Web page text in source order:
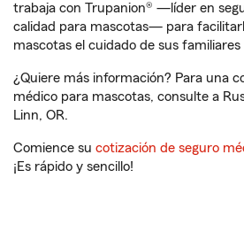
trabaja con Trupanion® —líder en
calidad para mascotas— para
mascotas el cuidado de sus familiares
¿Quiere más información? Para una
médico para mascotas, consulte a
Linn, OR.
Comience su cotización de seguro
¡Es rápido y sencillo!